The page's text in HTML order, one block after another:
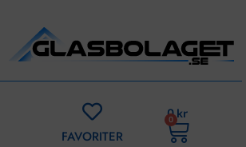
FAVORITER
0kr
0